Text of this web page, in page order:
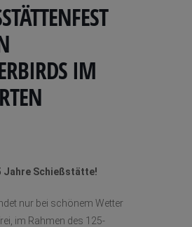
M
IM B
Jahre Schießstätte!
nur bei schönem Wetter
im Rahmen des 125-